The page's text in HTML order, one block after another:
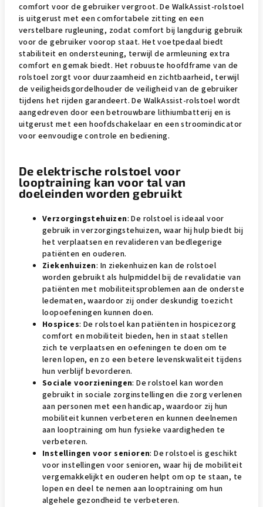
comfort voor de gebruiker vergroot. De WalkAssist-rolstoel
is uitgerust met een comfortabele zitting en een
verstelbare rugleuning, zodat comfort bij langdurig gebruik
voor de gebruiker voorop staat. Het voetpedaal biedt
stabiliteit en ondersteuning, terwijl de armleuning extra
comfort en gemak biedt. Het robuuste hoofdframe van de
rolstoel zorgt voor duurzaamheid en zichtbaarheid, terwijl
de veiligheidsgordelhouder de veiligheid van de gebruiker
tijdens het rijden garandeert. De WalkAssist-rolstoel wordt
aangedreven door een betrouwbare lithiumbatterij en is
uitgerust met een hoofdschakelaar en een stroomindicator
voor eenvoudige controle en bediening.
De elektrische rolstoel voor
looptraining kan voor tal van
doeleinden worden gebruikt
Verzorgingstehuizen: De rolstoel is ideaal voor
gebruik in verzorgingstehuizen, waar hij hulp biedt bij
het verplaatsen en revalideren van bedlegerige
patiënten en ouderen.
Ziekenhuizen: In ziekenhuizen kan de rolstoel
worden gebruikt als hulpmiddel bij de revalidatie van
patiënten met mobiliteitsproblemen aan de onderste
ledematen, waardoor zij onder deskundig toezicht
loopoefeningen kunnen doen.
Hospices: De rolstoel kan patiënten in hospicezorg
comfort en mobiliteit bieden, hen in staat stellen
zich te verplaatsen en oefeningen te doen om te
leren lopen, en zo een betere levenskwaliteit tijdens
hun verblijf bevorderen.
Sociale voorzieningen: De rolstoel kan worden
gebruikt in sociale zorginstellingen die zorg verlenen
aan personen met een handicap, waardoor zij hun
mobiliteit kunnen verbeteren en kunnen deelnemen
aan looptraining om hun fysieke vaardigheden te
verbeteren.
Instellingen voor senioren: De rolstoel is geschikt
voor instellingen voor senioren, waar hij de mobiliteit
vergemakkelijkt en ouderen helpt om op te staan, te
lopen en deel te nemen aan looptraining om hun
algehele gezondheid te verbeteren.